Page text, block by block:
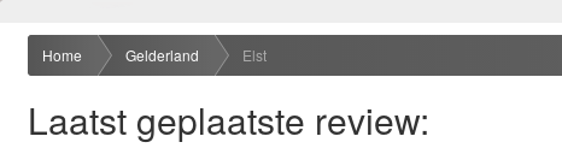
Home Gelderland Elst
Laatst geplaatste review: